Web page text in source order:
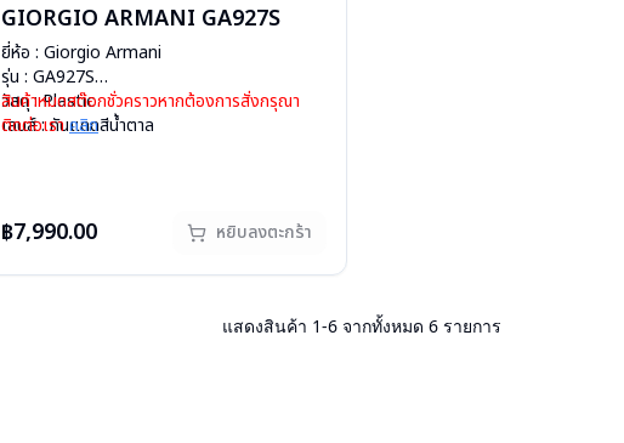
GIORGIO ARMANI GA927S
ยี่ห้อ : Giorgio Armani
รุ่น : GA927S
วัสดุ : Plastic
เลนส์ : กันแดดสีน้ำตาล
การรับประกัน : 1 ปี
สินค้าหมดสต๊อกชั่วคราวหากต้องการสั่งกรุณา
ติดต่อเราคลิก
฿7,990.00 หยิบลงตะกร้า
แสดงสินค้า 1-6 จากทั้งหมด 6 รายการ